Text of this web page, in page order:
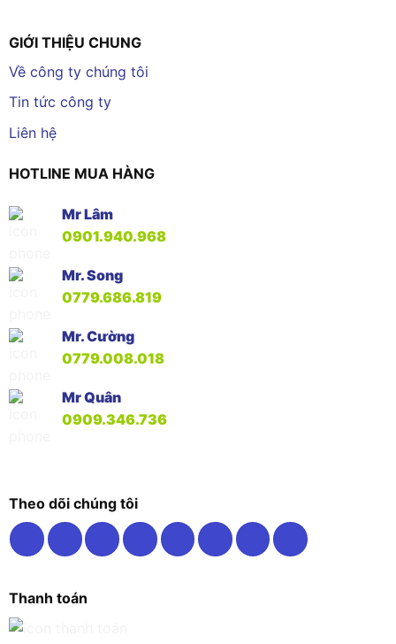
GIỚI THIỆU CHUNG
Về công ty chúng tôi
Tin tức công ty
Liên hệ
HOTLINE MUA HÀNG
Mr Lâm
0901.940.968
Mr. Song
0779.686.819
Mr. Cường
0779.008.018
Mr Quân
0909.346.736
Theo dõi chúng tôi
Thanh toán